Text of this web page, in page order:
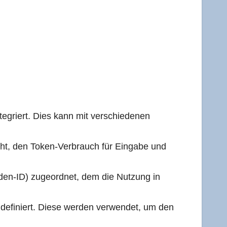
Dies kann mit ver­schie­de­nen
den Token-Ver­brauch für Ein­ga­be und
ID) zuge­ord­net, dem die Nut­zung in
Die­se wer­den ver­wen­det, um den